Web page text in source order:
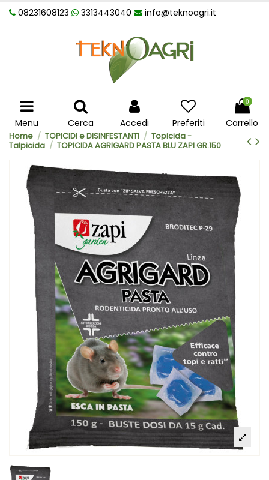
08231608123 3313443040 info@teknoagri.it
Menu Cerca Accedi Preferiti
0
Carrello
Home TOPICIDI e DISINFESTANTI
Topicida -
Talpicida
TOPICIDA AGRIGARD PASTA BLU ZAPI GR.150